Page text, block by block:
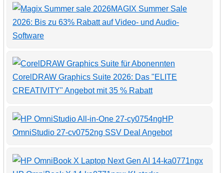
MAGIX Summer Sale
2026: Bis zu 63% Rabatt auf Video- und Audio-
Software
CorelDRAW Graphics Suite 2026: Das "ELITE
CREATIVITY" Angebot mit 35 % Rabatt
HP
OmniStudio 27-cv0752ng SSV Deal Angebot